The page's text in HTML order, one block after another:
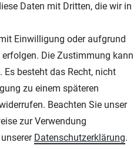
Datenschutz Impressum
Daten mit Dritten, die wir in
Einwilligung oder aufgrund
Die Zustimmung kann
besteht das Recht, nicht
zu einem späteren
Beachten Sie unser
zur Verwendung
Daten­schutz­erklärung.